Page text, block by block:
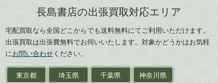
刀剣・鎧・甲冑
武道書・武術書
近代文学・
サイン色紙
島根県
岡山県
徳島県
香川県
愛媛県
長島書店の出張買取対応エリア
宅配買取なら全国どこからでも送料無料にてご利用いただけます。
出張買取は出張費無料でお伺いいたします。対象かどうかはお気軽
にお問い合わせください。
東京都 埼玉県 千葉県
神奈川県